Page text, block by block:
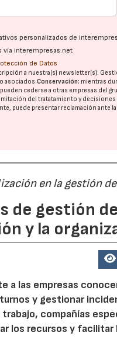
personalizados de
vía interempresas.net
de Datos
a nuestra(s) newsletter(s).
asociados.Conservación: mientras
cederse a otras empresas del
del tratatamiento y decisiones
puede presentar reclamación ante
en la gestión
de gestión
y la
a las empresas
y gestionar
compañías
los recursos y facilitar